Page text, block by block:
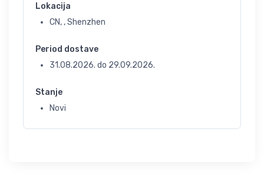
Lokacija
CN, , Shenzhen
Period dostave
31.08.2026. do 29.09.2026.
Stanje
Novi